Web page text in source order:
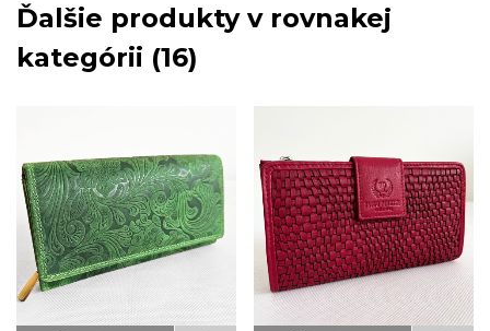
Ďalšie produkty v rovnakej
kategórii (16)